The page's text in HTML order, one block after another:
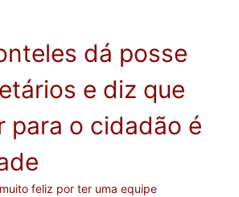
dá posse
e diz que
para o cidadão é
feliz por ter uma equipe